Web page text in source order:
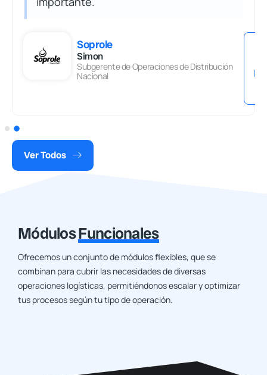
Soprole
Simon
Subgerente de Operaciones de Distribución
Nacional
M
Ver Todos
MódulosFuncionales
Ofrecemos un conjunto de módulos flexibles, que se
combinan para cubrir las necesidades de diversas
operaciones logísticas, permitiéndonos escalar y optimizar
tus procesos según tu tipo de operación.